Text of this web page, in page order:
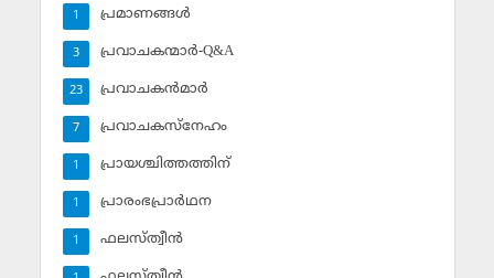
പ്രമാണങ്ങള്‍
1
പ്രവാചകന്മാര്‍-Q&A
3
പ്രവാചകന്‍മാര്‍
23
പ്രവാചകസ്‌നേഹം
7
പ്രായശ്ചിത്തത്തിന്
1
പ്രാരംഭപ്രാര്‍ഥന
1
ഫലസ്ത്വീൻ
1